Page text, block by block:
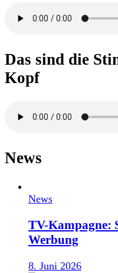
Das sind die
Kopf
News
News
TV-Kampagne:
Werbung
8. Juni 2026